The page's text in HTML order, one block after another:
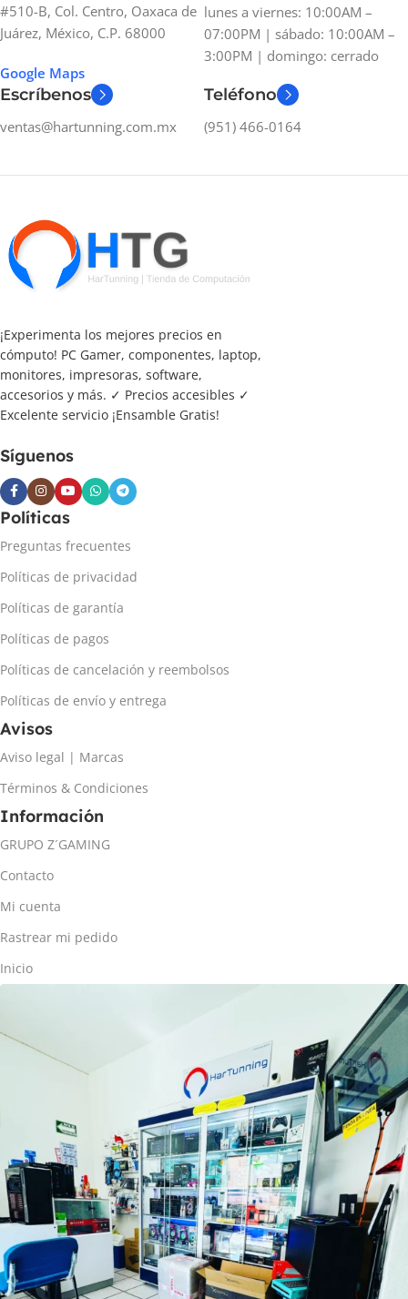
#510-B, Col. Centro, Oaxaca de
Juárez, México, C.P. 68000
Google Maps
lunes a viernes: 10:00AM –
07:00PM | sábado: 10:00AM –
3:00PM | domingo: cerrado
Escríbenos
ventas@hartunning.com.mx
Teléfono
(951) 466-0164
¡Experimenta los mejores precios en
cómputo! PC Gamer, componentes, laptop,
monitores, impresoras, software,
accesorios y más. ✓ Precios accesibles ✓
Excelente servicio ¡Ensamble Gratis!
Síguenos
Políticas
Preguntas frecuentes
Políticas de privacidad
Políticas de garantía
Políticas de pagos
Políticas de cancelación y reembolsos
Políticas de envío y entrega
Avisos
Aviso legal | Marcas
Términos & Condiciones
Información
GRUPO Z´GAMING
Contacto
Mi cuenta
Rastrear mi pedido
Inicio